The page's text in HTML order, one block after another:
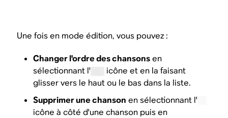
Une fois en mode édition, vous pouvez :
Changer l'ordre des chansonsen
sélectionnant l'
icône et en la faisant
glisser vers le haut ou le bas dans la liste.
Supprimer une chanson en sélectionnant l'
icône à côté d'une chanson puis en